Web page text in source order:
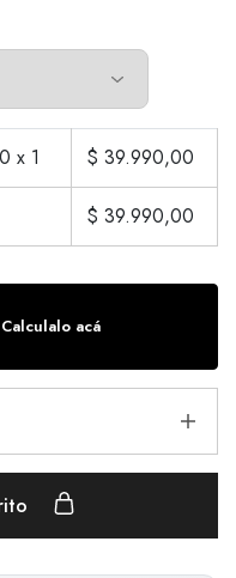
x 1 $ 39.990,00
$ 39.990,00
acá